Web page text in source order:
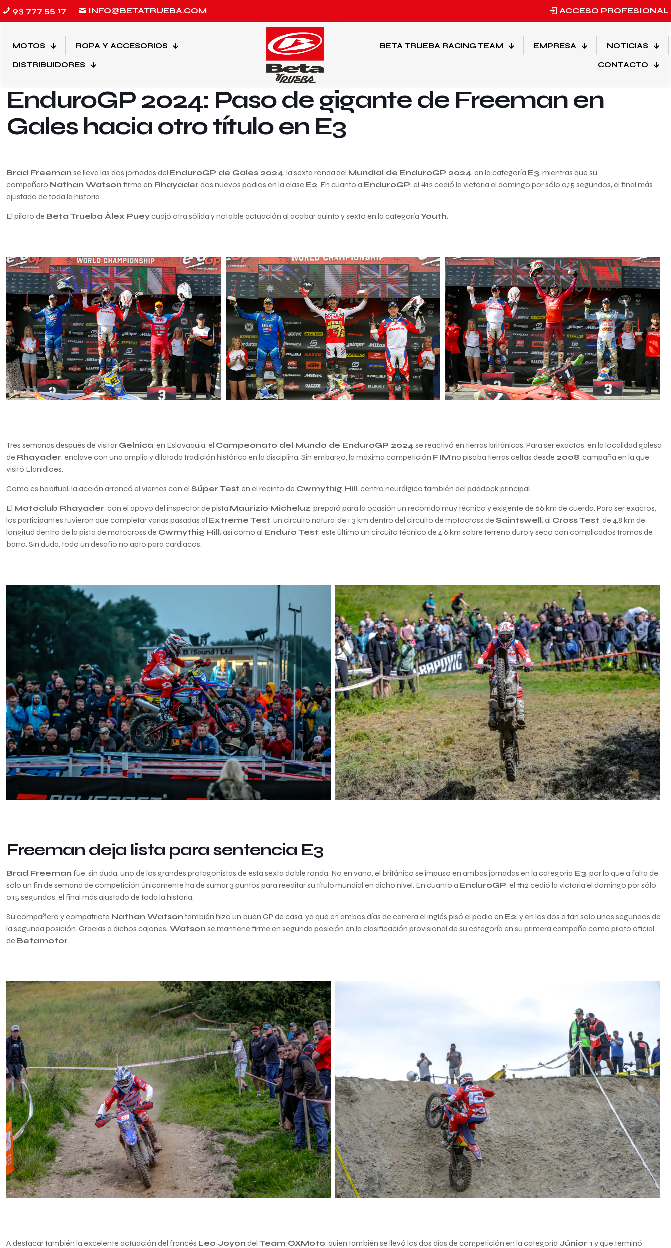
93 777 55 17 INFO@BETATRUEBA.COM ACCESO PROFESIONAL
MOTOS ROPA Y ACCESORIOS
DISTRIBUIDORES
BETA TRUEBA RACING TEAM EMPRESA NOTICIAS
CONTACTO
5 de agosto de 2024 Categorias
Etiquetas
EnduroGP 2024: Paso de gigante de Freeman en
Gales hacia otro título en E3
Brad Freeman se lleva las dos jornadas del EnduroGP de Gales 2024, la sexta ronda del Mundial de EnduroGP 2024, en la categoría E3, mientras que su
compañero Nathan Watson firma en Rhayader dos nuevos podios en la clase E2. En cuanto a EnduroGP, el #12 cedió la victoria el domingo por sólo 0,15 segundos, el final más
ajustado de toda la historia.
El piloto de Beta Trueba Àlex Pueycuajó otra sólida y notable actuación al acabar quinto y sexto en la categoríaYouth.
Tres semanas después de visitar Gelnica, en Eslovaquia, el Campeonato del Mundo de EnduroGP 2024 se reactivó en tierras británicas. Para ser exactos, en la localidad galesa
de Rhayader, enclave con una amplia y dilatada tradición histórica en la disciplina. Sin embargo, la máxima competición FIM no pisaba tierras celtas desde 2008, campaña en la que
visitó Llanidloes.
Como es habitual, la acción arrancó el viernes con el Súper Test en el recinto de Cwmythig Hill, centro neurálgico también del paddock principal.
El Motoclub Rhayader, con el apoyo del inspector de pista Maurizio Micheluz, preparó para la ocasión un recorrido muy técnico y exigente de 66 km de cuerda. Para ser exactos,
los participantes tuvieron que completar varias pasadas al Extreme Test, un circuito natural de 1,3 km dentro del circuito de motocross de Saintswell; al Cross Test, de 4,8 km de
longitud dentro de la pista de motocross de Cwmythig Hill; así como al Enduro Test, este último un circuito técnico de 4,6 km sobre terreno duro y seco con complicados tramos de
barro. Sin duda, todo un desafío no apto para cardiacos.
Freeman deja lista para sentencia E3
Brad Freeman fue, sin duda, uno de los grandes protagonistas de esta sexta doble ronda. No en vano, el británico se impuso en ambas jornadas en la categoría E3, por lo que a falta de
solo un fin de semana de competición únicamente ha de sumar 3 puntos para reeditar su título mundial en dicho nivel. En cuanto a EnduroGP, el #12 cedió la victoria el domingo por sólo
0,15 segundos, el final más ajustado de toda la historia.
Su compañero y compatriota Nathan Watson también hizo un buen GP de casa, ya que en ambos días de carrera el inglés pisó el podio en E2, y en los dos a tan solo unos segundos de
la segunda posición. Gracias a dichos cajones, Watson se mantiene firme en segunda posición en la clasificación provisional de su categoría en su primera campaña como piloto oficial
de Betamotor.
A destacar también la excelente actuación del francés Leo Joyon delTeam OXMoto, quien también se llevó los dos días de competición en la categoría Júnior 1 y que terminó